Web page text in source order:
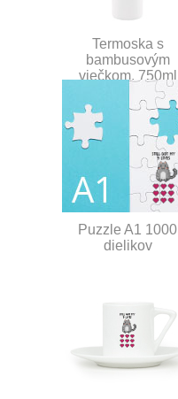
Termoska s
bambusovým
viečkom, 750ml
Puzzle A1 1000
dielikov